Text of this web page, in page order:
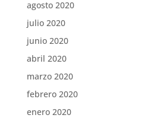
agosto 2020
julio 2020
junio 2020
abril 2020
marzo 2020
febrero 2020
enero 2020